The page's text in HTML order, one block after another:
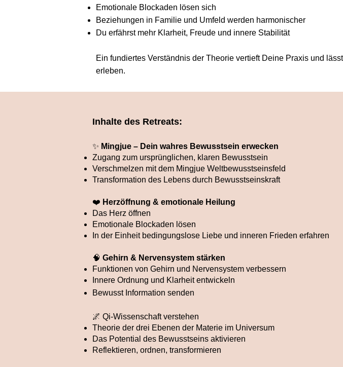
Emotionale Blockaden lösen sich
Beziehungen in Familie und Umfeld werden harmonischer
Du erfährst mehr Klarheit, Freude und innere Stabilität
Ein fundiertes Verständnis der Theorie vertieft Deine Praxis und
erleben.
Inhalte des Retreats:
✨ Mingjue – Dein wahres Bewusstsein erwecken
Zugang zum ursprünglichen, klaren Bewusstsein
Verschmelzen mit dem Mingjue Weltbewusstseinsfeld
Transformation des Lebens durch Bewusstseinskraft
❤️ Herzöffnung & emotionale Heilung
Das Herz öffnen
Emotionale Blockaden lösen
In der Einheit bedingungslose Liebe und inneren Frieden erfahren
🧠 Gehirn & Nervensystem stärken
Funktionen von Gehirn und Nervensystem verbessern
Innere Ordnung und Klarheit entwickeln
Bewusst Information senden
🌌 Qi-Wissenschaft verstehen
Theorie der drei Ebenen der Materie im Universum
Das Potential des Bewusstseins aktivieren
Reflektieren, ordnen, transformieren